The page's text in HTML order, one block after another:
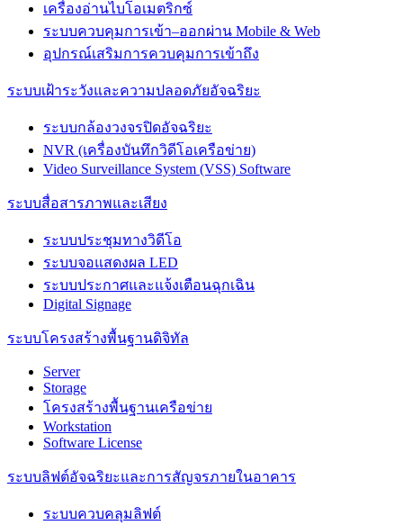
เครื่องอ่านไบโอเมตริกซ์
ระบบควบคุมการเข้า–ออกผ่าน Mobile & Web
อุปกรณ์เสริมการควบคุมการเข้าถึง
ระบบเฝ้าระวังและความปลอดภัยอัจฉริยะ
ระบบกล้องวงจรปิดอัจฉริยะ
NVR (เครื่องบันทึกวิดีโอเครือข่าย)
Video Surveillance System (VSS) Software
ระบบสื่อสารภาพและเสียง
ระบบประชุมทางวิดีโอ
ระบบจอแสดงผล LED
ระบบประกาศและแจ้งเตือนฉุกเฉิน
Digital Signage
ระบบโครงสร้างพื้นฐานดิจิทัล
Server
Storage
โครงสร้างพื้นฐานเครือข่าย
Workstation
Software License
ระบบลิฟต์อัจฉริยะและการสัญจรภายในอาคาร
ระบบควบคลุมลิฟต์